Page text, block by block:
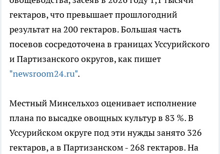
гектаров, что превышает прошлогодний
результат на 200 гектаров. Большая часть
посевов сосредоточена в границах Уссурийского
и Партизанского округов, как пишет
"newsroom24.ru".
Местный Минсельхоз оценивает исполнение
плана по высадке овощных культур в 83 %. В
Уссурийском округе под эти нужды занято 326
гектаров, а в Партизанском - 268 гектаров. На